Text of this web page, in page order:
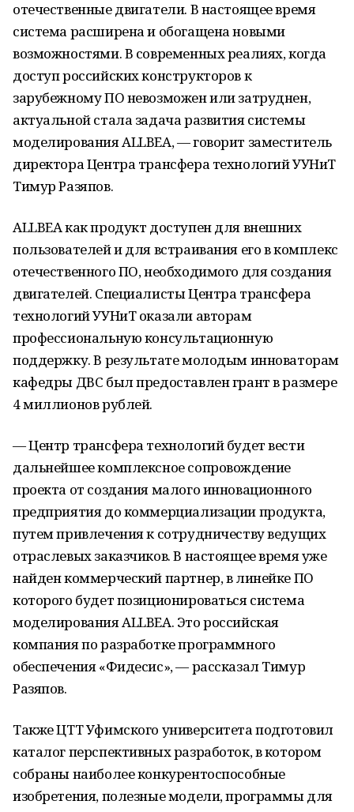
отечественные двигатели. В настоящее время
система расширена и обогащена новыми
возможностями. В современных реалиях, когда
доступ российских конструкторов к
зарубежному ПО невозможен или затруднен,
актуальной стала задача развития системы
моделирования ALLBEA, — говорит заместитель
директора Центра трансфера технологий УУНиТ
Тимур Разяпов.
ALLBEA как продукт доступен для внешних
пользователей и для встраивания его в комплекс
отечественного ПО, необходимого для создания
двигателей. Специалисты Центра трансфера
технологий УУНиТ оказали авторам
профессиональную консультационную
поддержку. В результате молодым инноваторам
кафедры ДВС был предоставлен грант в размере
4 миллионов рублей.
— Центр трансфера технологий будет вести
дальнейшее комплексное сопровождение
проекта от создания малого инновационного
предприятия до коммерциализации продукта,
путем привлечения к сотрудничеству ведущих
отраслевых заказчиков. В настоящее время уже
найден коммерческий партнер, в линейке ПО
которого будет позиционироваться система
моделирования ALLBEA. Это российская
компания по разработке программного
обеспечения «Фидесис», — рассказал Тимур
Разяпов.
Также ЦТТ Уфимского университета подготовил
каталог перспективных разработок, в котором
собраны наиболее конкурентоспособные
изобретения, полезные модели, программы для